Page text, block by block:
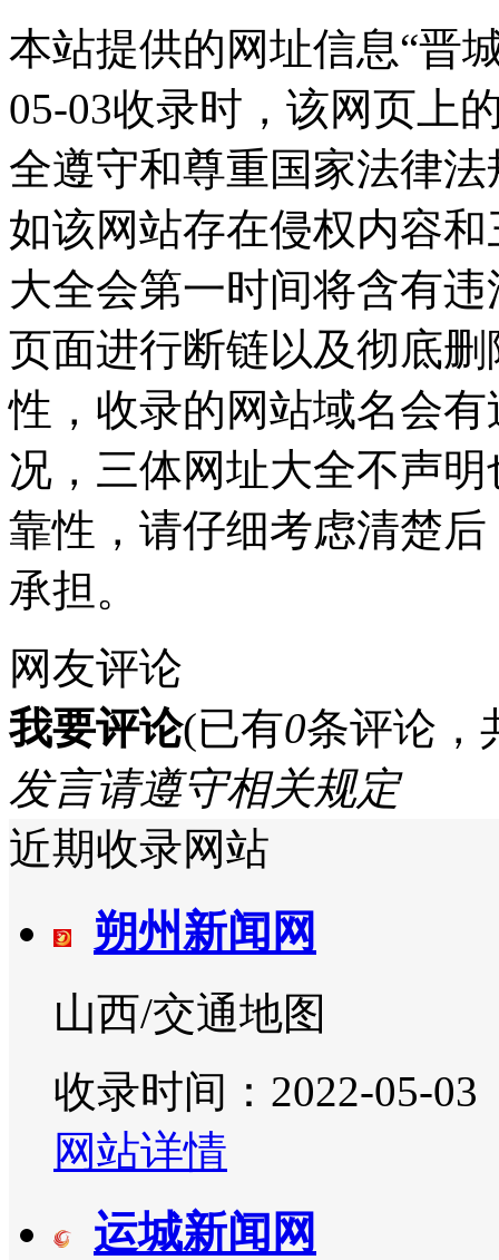
本站提供的网址信息“晋
05-03收录时，该网页上
全遵守和尊重国家法律
如该网站存在侵权内容
大全会第一时间将含有
页面进行断链以及彻底
性，收录的网站域名会
况，三体网址大全不声
靠性，请仔细考虑清楚
承担。
网友评论
我要评论(已有0条评论，
发言请遵守相关规定
近期收录网站
朔州新闻网
山西/交通地图
收录时间：2022-05-03
网站详情
运城新闻网